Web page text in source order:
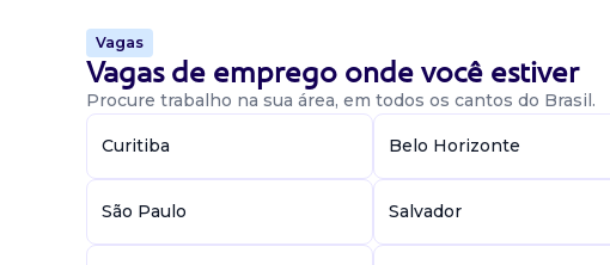
Vagas
Vagas de emprego onde você estiver
Procure trabalho na sua área, em todos os cantos do Brasil.
Curitiba Belo Horizonte
São Paulo Salvador